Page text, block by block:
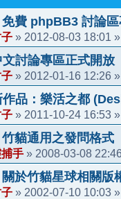
費 phpBB3 討論
» 2012-08-03 18:01
討論專區正式開放
» 2012-01-16 12:26
作品：樂活之都
» 2011-10-24 16:53
貓通用之發問格式
手 » 2008-03-08 22:46
於竹貓星球相關版
» 2002-07-10 10:03